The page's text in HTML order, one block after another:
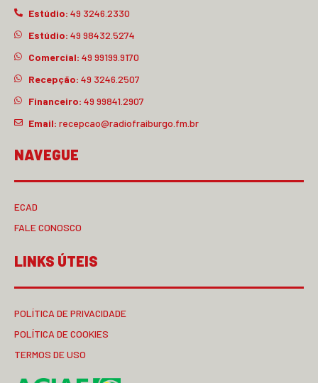
Estúdio: 49 3246.2330
Estúdio: 49 98432.5274
Comercial: 49 99199.9170
Recepção: 49 3246.2507
Financeiro: 49 99841.2907
Email: recepcao@radiofraiburgo.fm.br
NAVEGUE
ECAD
FALE CONOSCO
LINKS ÚTEIS
POLÍTICA DE PRIVACIDADE
POLÍTICA DE COOKIES
TERMOS DE USO